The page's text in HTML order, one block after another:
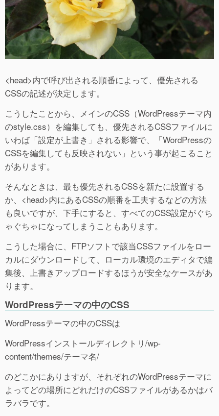
<head>内で呼び出される順番によって、優先される
CSSの記述が決定します。
こうしたことから、メインのCSS（WordPressテーマ内
のstyle.css）を編集しても、優先されるCSSファイルに
いわば「設定が上書き」される影響で、「WordPressの
CSSを編集しても反映されない」という事が起こること
があります。
そんなときは、最も優先されるCSSを新たに設置する
か、<head>内にあるCSSの順番を工夫するなどの方法
も良いですが、下手にすると、すべてのCSS設定がぐち
ゃぐちゃになってしまうこともあります。
こうした場合に、FTPソフトで該当CSSファイルをロー
カルにダウンロードして、ローカル環境のエディタで編
集後、上書きアップロードするほうが安全なケースがあ
ります。
WordPressテーマの中のCSS
WordPressテーマの中のCSSは
WordPressインストールディレクトリ/wp-
content/themes/テーマ名/
のどこかにありますが、それぞれのWordPressテーマに
よってどの場所にどれだけのCSSファイルがあるかはバ
ラバラです。